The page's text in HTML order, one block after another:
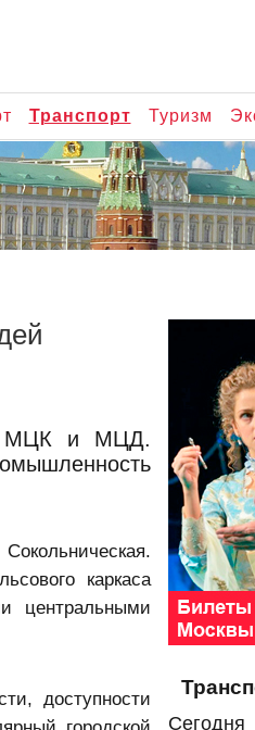
Транспорт Туризм
МЦК и МЦД.
каркаса
центральными
доступности
Сегодня